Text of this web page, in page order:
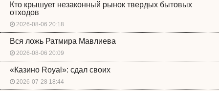
Кто крышует незаконный рынок твердых бытовых
отходов
2026-08-06 20:18
Вся ложь Ратмира Мавлиева
2026-08-06 20:09
«Казино Royal»: сдал своих
2026-07-28 18:44